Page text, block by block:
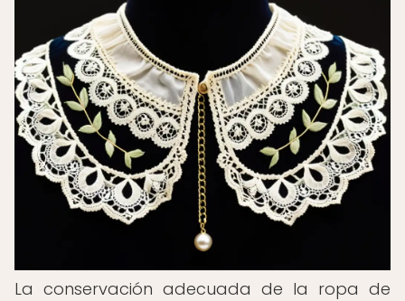
La conservación adecuada de la ropa de